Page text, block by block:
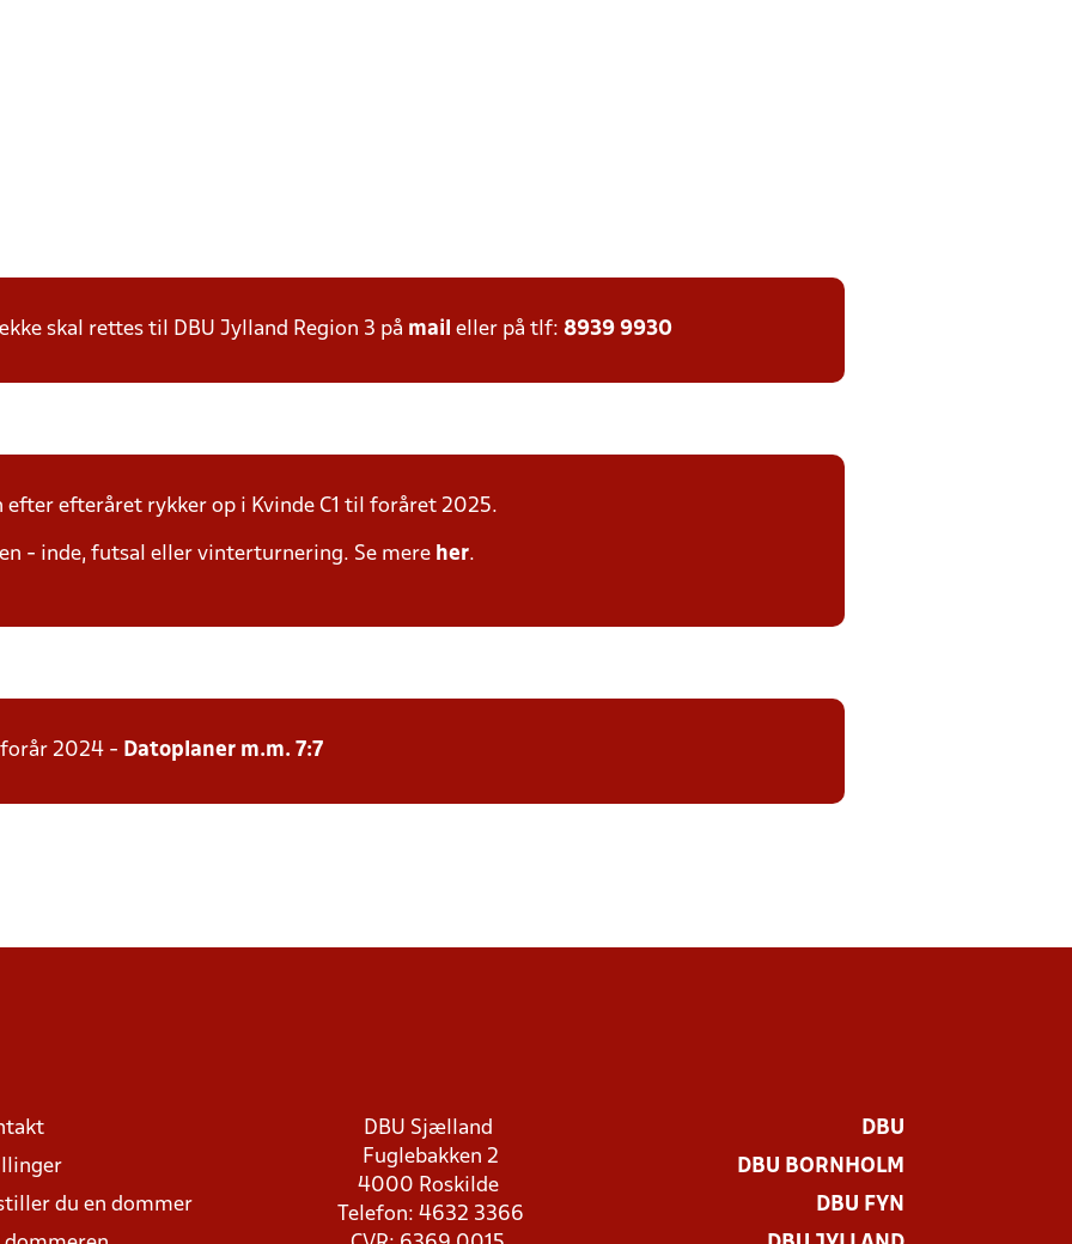
skal rettes til DBU Jylland Region 3 på mail eller på tlf: 8939 9930
efter efteråret rykker op i Kvinde C1 til foråret 2025.
- inde, futsal eller vinterturnering. Se mere her.
2024 - Datoplaner m.m. 7:7
du en dommer
DBU Sjælland
Fuglebakken 2
4000 Roskilde
Telefon: 4632 3366
DBU
DBU BORNHOLM
DBU FYN